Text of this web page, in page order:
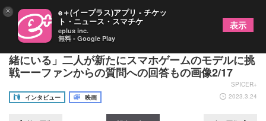
タイ俳優ジャー＆ファースト、「1年間で220日は一
緒にいる」二人が新たにスマホゲームのモデルに挑
戦ーーファンからの質問への回答もの画像2/17
SPICER+
インタビュー
映画 2023.3.24
× e＋(イープラス)アプリ - チケッ
ト・ニュース・スマチケ
eplus inc.
無料 - Google Play
表示